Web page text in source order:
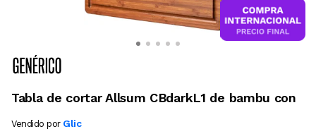
Tabla de cortar Allsum CBdarkL1 de bambu con
Vendido por Glic